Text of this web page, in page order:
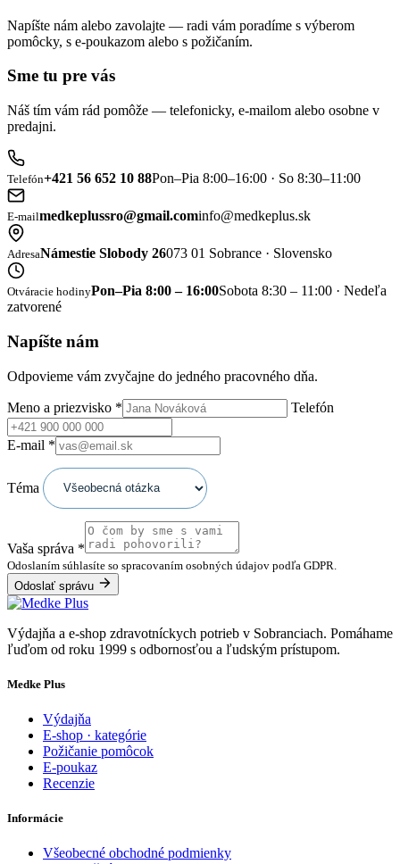
Napíšte nám alebo zavolajte — radi vám poradíme s výberom
pomôcky, s e-poukazom alebo s požičaním.
Sme tu pre vás
Náš tím vám rád pomôže — telefonicky, e-mailom alebo osobne v
predajni.
Telefón+421 56 652 10 88Pon–Pia 8:00–16:00 · So 8:30–11:00
E-mailmedkeplussro@gmail.cominfo@medkeplus.sk
AdresaNámestie Slobody 26073 01 Sobrance · Slovensko
Otváracie hodinyPon–Pia 8:00 – 16:00Sobota 8:30 – 11:00 · Nedeľa
zatvorené
Napíšte nám
Odpovieme vám zvyčajne do jedného pracovného dňa.
Meno a priezvisko * Telefón
E-mail *
Téma
Vaša správa *
Odoslaním súhlasíte so spracovaním osobných údajov podľa GDPR.
Odoslať správu
Výdajňa a e-shop zdravotníckych potrieb v Sobranciach. Pomáhame
ľuďom od roku 1999 s odbornosťou a ľudským prístupom.
Medke Plus
Výdajňa
E-shop · kategórie
Požičanie pomôcok
E-poukaz
Recenzie
Informácie
Všeobecné obchodné podmienky